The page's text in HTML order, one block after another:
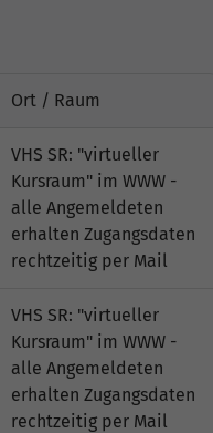
Ort / Raum
VHS SR: "virtueller
Kursraum" im WWW -
alle Angemeldeten
erhalten Zugangsdaten
rechtzeitig per Mail
VHS SR: "virtueller
Kursraum" im WWW -
alle Angemeldeten
erhalten Zugangsdaten
rechtzeitig per Mail